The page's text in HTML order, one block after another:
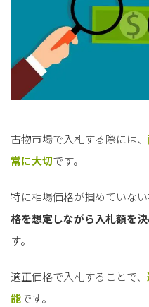
古物市場で入札する際には、
常に大切です。
特に相場価格が掴めていない
格を想定しながら入札額を決
す。
適正価格で入札することで、
能です。